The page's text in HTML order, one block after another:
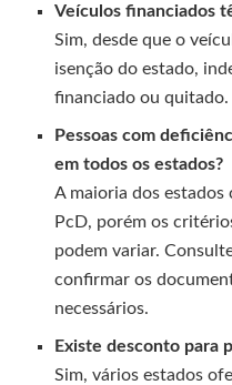
Veículos financiados
Sim, desde que o
isenção do estado,
financiado ou quitado.
Pessoas com
em todos os estados?
A maioria dos estados
PcD, porém os
podem variar.
confirmar os
necessários.
Existe desconto para
Sim, vários estados